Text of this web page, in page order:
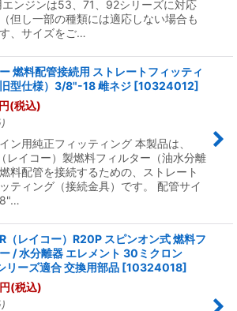
ンジンは53、71、92シリーズに対応
但し一部の種類には適応しない場合も
、サイズをご…
燃料配管接続用 ストレートフィッティ
型仕様）3/8"-18 雌ネジ [10324012]
円(税込)
ン用純正フィッティング 本製品は、
レイコー）製燃料フィルター（油水分離
料配管を接続するための、ストレート
ティング（接続金具）です。 配管サイ
（レイコー）R20P スピンオン式 燃料フ
/ 水分離器 エレメント 30ミクロン
リーズ適合 交換用部品 [10324018]
円(税込)